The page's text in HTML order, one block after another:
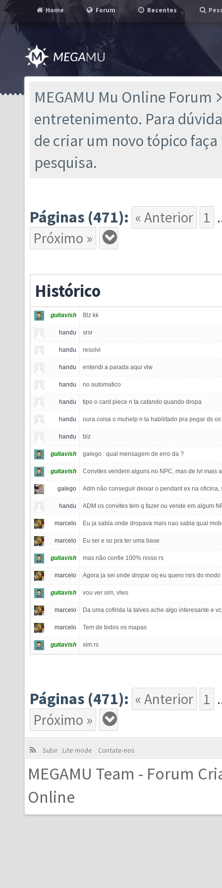
Home Forum Recentes
MEGAMU Mu Online Forum
entretenimento. Para
de criar um novo tópico
pesquisa.
Páginas (471): « Anterior 1
Próximo »
Histórico
guitavish Blz kk
handu srsr
handu resolvi
handu entendi a parada aqui vlw
handu no automatico
handu tipo o card piece n ta catando quando dropa
handu oura coisa o muhelp n ta habilitado pra pegar ds
handu blz
guitavish galego : qual mensagem de erro da ?
guitavish Convites vendem alguns no NPC, mas de lvl mais
galego Adm não conseguir deixar o pendant ex na oficina,
handu ADM os convites tem q fazer ou vende em algum
marcelo Eu ja sabia onde dropava mais nao sabia qual
marcelo Eu sei e so pra ter uma base
guitavish mas não confie 100% nisso rs
marcelo Agora ja sei onde dropar oq eu quero rsrs do modo
guitavish vou ver sim, vlws
marcelo Da uma cofirida la talves ache algo interesante e
marcelo Tem de todos os mapas
guitavish sim rs
Páginas (471): « Anterior 1
Próximo »
Subir Lite mode Contate-nos
MEGAMU Team - Forum
Online